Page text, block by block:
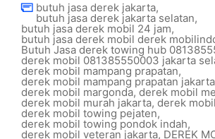
butuh jasa derek jakarta,
butuh jasa derek jakarta selatan,
butuh jasa derek mobil 24 jam,
butuh jasa derek mobil derek
Butuh Jasa derek towing hub
derek mobil 081385550003 jakarta
derek mobil mampang prapatan,
derek mobil mampang prapatan jakarta
derek mobil margonda,derek mobil
derek mobil murah jakarta, derek
derek mobil towing pejaten,
derek mobil towing pondok indah,
derek mobil veteran jakarta, DEREK